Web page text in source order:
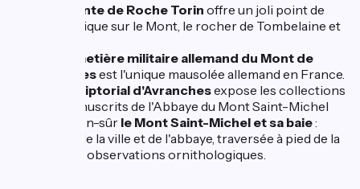
La pointe de Roche Torin offre un joli point de
vue unique sur le Mont, le rocher de Tombelaine et
Le cimetière militaire allemand du Mont de
Huisnesest l'unique mausolée allemand en France.
Le Scriptorial d'Avranchesexpose les collections
de manuscrits de l'Abbaye du Mont Saint-Michel
... et bien-sûr le Mont Saint-Michel et sa baie:
visite de la ville et de l'abbaye, traversée à pied de la
baie et observations ornithologiques.